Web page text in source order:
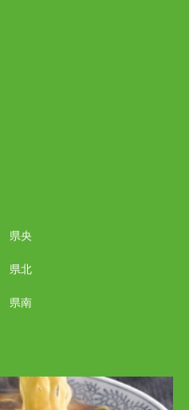
県央
県北
県南